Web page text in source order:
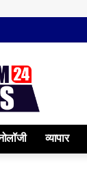
व्यापार